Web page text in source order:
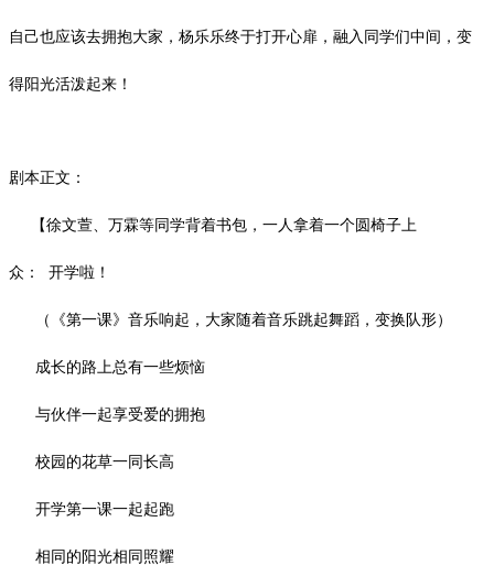
自己也应该去拥抱大家，杨乐乐终于打开心扉，融入同学们中间，变
得阳光活泼起来！
剧本正文：
【徐文萱、万霖等同学背着书包，一人拿着一个圆椅子上
众： 开学啦！
（《第一课》音乐响起，大家随着音乐跳起舞蹈，变换队形）
成长的路上总有一些烦恼
与伙伴一起享受爱的拥抱
校园的花草一同长高
开学第一课一起起跑
相同的阳光相同照耀